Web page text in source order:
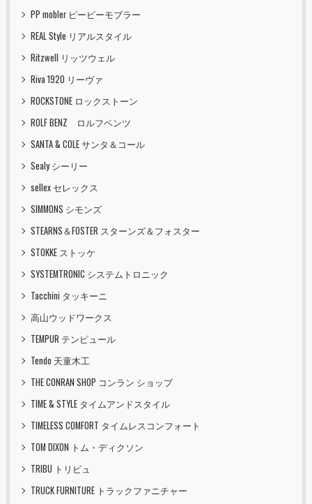
PP mobler ピーピーモブラー
REAL Style リアルスタイル
Ritzwell リッツウェル
Riva 1920 リーヴァ
ROCKSTONE ロックストーン
ROLF BENZ ロルフベンツ
SANTA & COLE サンタ＆コール
Sealy シーリー
sellex セレックス
SIMMONS シモンズ
STEARNS＆FOSTER スターンズ＆フォスター
STOKKE ストッケ
SYSTEMTRONIC システムトロニック
Tacchini タッキーニ
高山ウッドワークス
TEMPUR テンピュール
Tendo 天童木工
THE CONRAN SHOP コンラン ショップ
TIME & STYLE タイムアンドスタイル
TIMELESS COMFORT タイムレスコンフォート
TOM DIXON トム・ディクソン
TRIBU トリビュ
TRUCK FURNITURE トラックファニチャー